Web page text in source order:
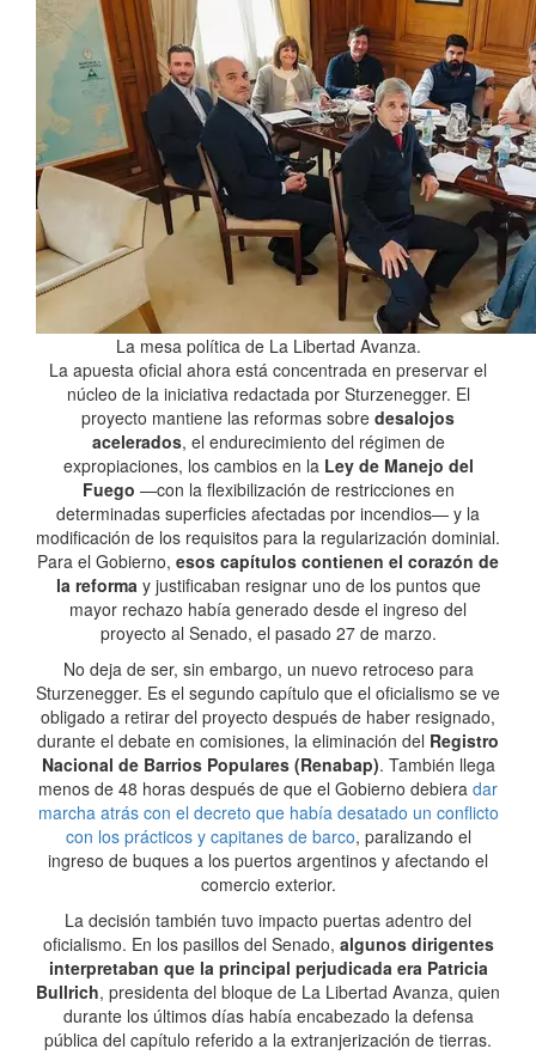
La mesa política de La Libertad Avanza.
La apuesta oficial ahora está concentrada en preservar el
núcleo de la iniciativa redactada por Sturzenegger. El
proyecto mantiene las reformas sobre desalojos
acelerados, el endurecimiento del régimen de
expropiaciones, los cambios en laLey de Manejo del
Fuego —con la flexibilización de restricciones en
determinadas superficies afectadas por incendios— y la
modificación de los requisitos para la regularización dominial.
Para el Gobierno, esos capítulos contienen el corazón de
la reforma y justificaban resignar uno de los puntos que
mayor rechazo había generado desde el ingreso del
proyecto al Senado, el pasado 27 de marzo.
No deja de ser, sin embargo, un nuevo retroceso para
Sturzenegger. Es el segundo capítulo que el oficialismo se ve
obligado a retirar del proyecto después de haber resignado,
durante el debate en comisiones, la eliminación del Registro
Nacional de Barrios Populares (Renabap). También llega
menos de 48 horas después de que el Gobierno debiera dar
marcha atrás con el decreto que había desatado un conflicto
con los prácticos y capitanes de barco, paralizando el
ingreso de buques a los puertos argentinos y afectando el
comercio exterior.
La decisión también tuvo impacto puertas adentro del
oficialismo. En los pasillos del Senado, algunos dirigentes
interpretaban que la principal perjudicada era Patricia
Bullrich, presidenta del bloque de La Libertad Avanza, quien
durante los últimos días había encabezado la defensa
pública del capítulo referido a la extranjerización de tierras.